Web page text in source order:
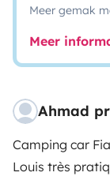
Meer gemak
Meer
Ahmad
Camping car
Louis très